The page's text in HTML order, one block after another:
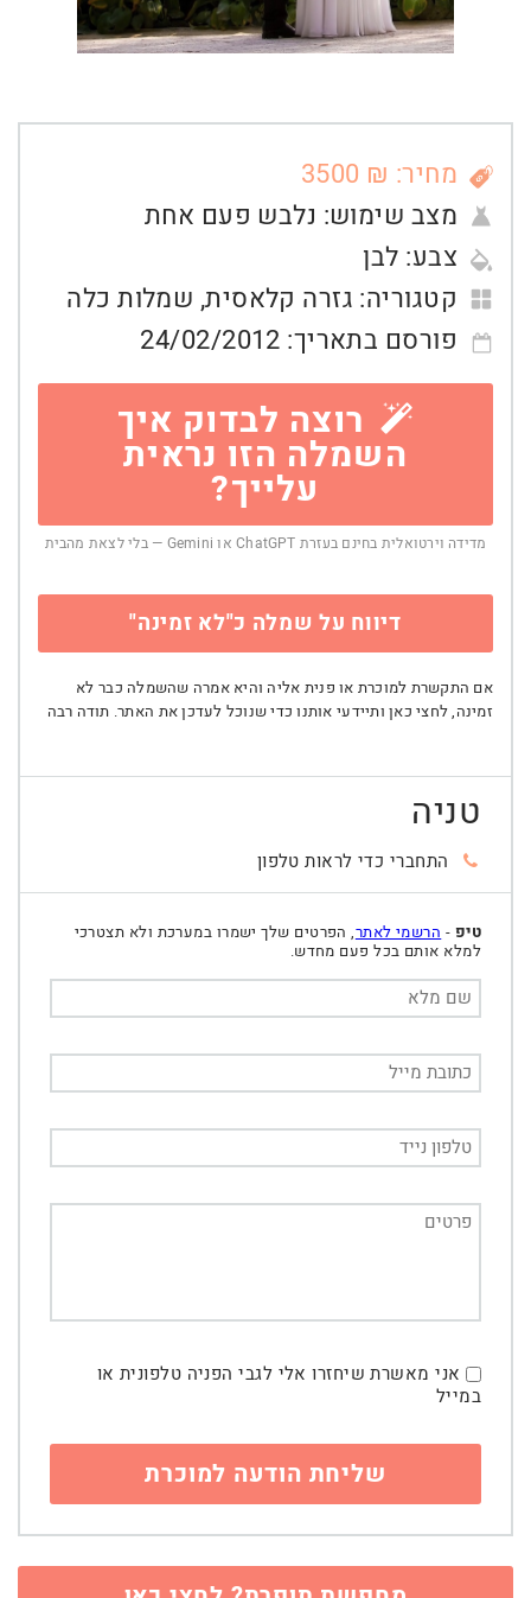
מחיר: ₪ 3500
מצב שימוש: נלבש פעם אחת
צבע: לבן
קטגוריה: גזרה קלאסית, שמלות כלה
פורסם בתאריך: 24/02/2012
רוצה לבדוק איך
השמלה הזו נראית
עלייך?
מדידה וירטואלית בחינם בעזרת ChatGPT או Gemini — בלי לצאת מהבית
דיווח על שמלה כ"לא זמינה"
אם התקשרת למוכרת או פנית אליה והיא אמרה שהשמלה כבר לא
זמינה, לחצי כאן ותיידעי אותנו כדי שנוכל לעדכן את האתר. תודה רבה
טניה
התחברי כדי לראות טלפון
טיפ - הרשמי לאתר, הפרטים שלך ישמרו במערכת ולא תצטרכי
למלא אותם בכל פעם מחדש.
אני מאשרת שיחזרו אלי לגבי הפניה טלפונית או
במייל